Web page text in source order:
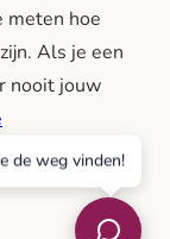
over diabetes, in
wetenschappers.
meten hoe
Als je een
nooit jouw
de weg vinden!